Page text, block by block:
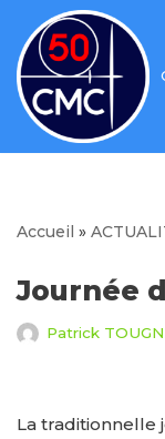
Aller
au
contenu
Accueil »
Journée
Patrick
La traditionnelle